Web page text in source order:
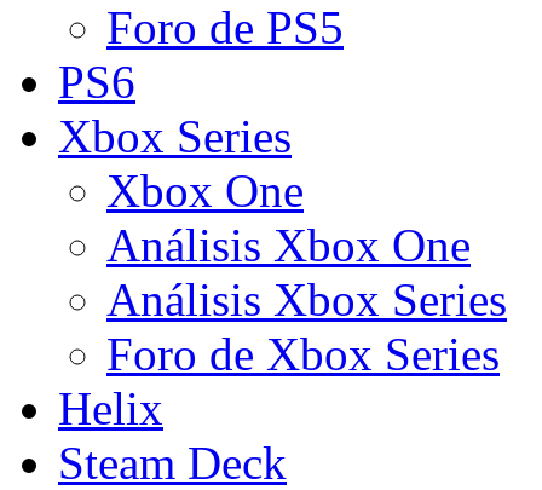
Foro de PS5
PS6
Xbox Series
Xbox One
Análisis Xbox One
Análisis Xbox Series
Foro de Xbox Series
Helix
Steam Deck